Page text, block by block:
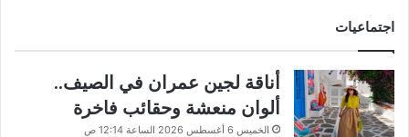
اجتماعيات
أناقة لجين عمران في الصيف..
ألوان منعشة وحقائب فاخرة
الخميس 6 أغسطس 2026 الساعة 12:14 ص